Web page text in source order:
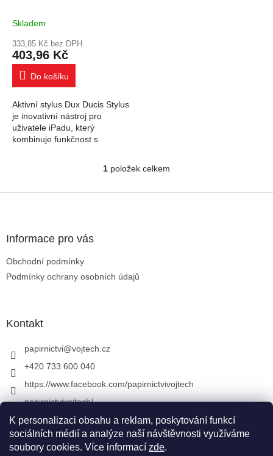
K personalizaci obsahu a reklam, poskytování funkcí
sociálních médií a analýze naší návštěvnosti využíváme
soubory cookies. Více informací zde.
displejem
Skladem
333,85 Kč bez DPH
403,96 Kč
Do košíku
Aktivní stylus Dux Ducis Stylus
je inovativní nástroj pro
uživatele iPadu, který
kombinuje funkčnost s
tlakovými a náklonovými...
Ovládací prvky výpisu
1 položek celkem
Informace pro vás
Obchodní podmínky
Podmínky ochrany osobních údajů
Kontakt
papirnictvi@vojtech.cz
+420 733 600 040
https://www.facebook.com/papirnictvivojtech
papirnictvivojtech/
+420 733 600 040